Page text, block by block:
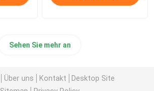
Sehen Sie mehr an
Über uns Kontakt
Desktop Site